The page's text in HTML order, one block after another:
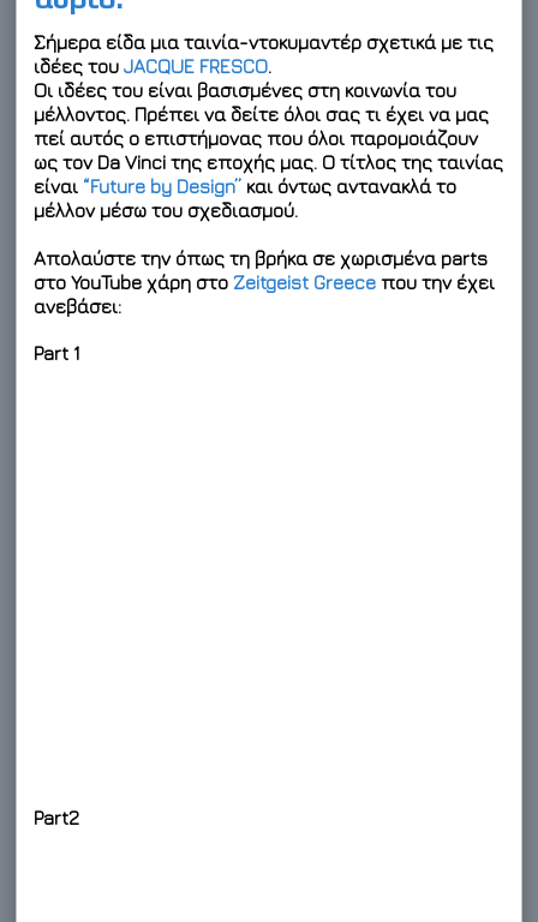
Σήμερα είδα μια ταινία-ντοκυμαντέρ σχετικά με τις
ιδέες τουJACQUE FRESCO.
Οι ιδέες του είναι βασισμένες στη κοινωνία του
μέλλοντος. Πρέπει να δείτε όλοι σας τι έχει να μας
πεί αυτός ο επιστήμονας που όλοι παρομοιάζουν
ως τον Da Vinci της εποχής μας. Ο τίτλος της ταινίας
είναι “Future by Design” και όντως αντανακλά το
μέλλον μέσω του σχεδιασμού.
Απολαύστε την όπως τη βρήκα σε χωρισμένα parts
στο YouTube χάρη στοZeitgeist Greece που την έχει
ανεβάσει:
Part 1
Part2